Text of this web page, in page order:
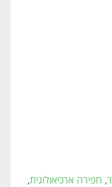
, חפירה ארכיאולוגית,